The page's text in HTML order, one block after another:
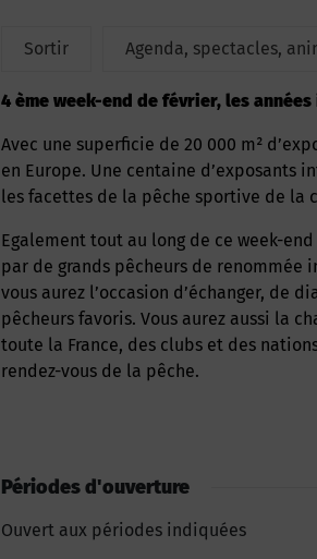
Sortir Agenda, spectacles,
4 ème week-end de février, les
Avec une superficie de 20 000 m² d’expositions, ce Forum continuera d’être le plus grand
en Europe. Une centaine d’exposants
les facettes de la pêche sportive de la
Egalement tout au long de ce week-end vous pourrez voir plusieurs conférences animées
par de grands pêcheurs de renommée
vous aurez l’occasion d’échanger, de
pêcheurs favoris. Vous aurez aussi la
toute la France, des clubs et des
rendez-vous de la pêche.
Périodes d'ouverture
Ouvert aux périodes indiquées